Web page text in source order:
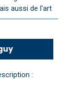
aussi de l'art
: